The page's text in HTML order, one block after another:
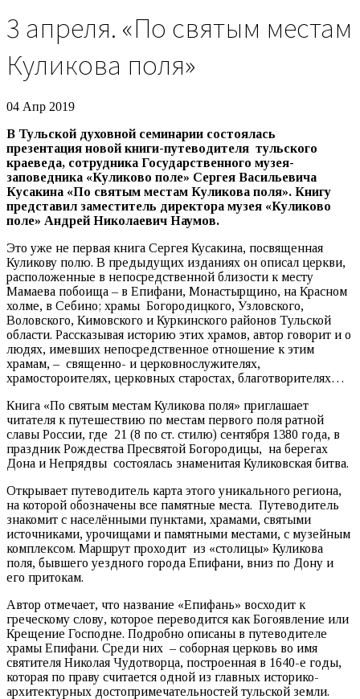
3 апреля. «По святым местам
Куликова поля»
04 Апр 2019
В Тульской духовной семинарии состоялась
презентация новой книги-путеводителя тульского
краеведа, сотрудника Государственного музея-
заповедника «Куликово поле» Сергея Васильевича
Кусакина «По святым местам Куликова поля». Книгу
представил заместитель директора музея «Куликово
поле» Андрей Николаевич Наумов.
Это уже не первая книга Сергея Кусакина, посвященная
Куликову полю. В предыдущих изданиях он описал церкви,
расположенные в непосредственной близости к месту
Мамаева побоища – в Епифани, Монастырщино, на Красном
холме, в Себино; храмы Богородицкого, Узловского,
Воловского, Кимовского и Куркинского районов Тульской
области. Рассказывая историю этих храмов, автор говорит и о
людях, имевших непосредственное отношение к этим
храмам, – священно- и церковнослужителях,
храмостороителях, церковных старостах, благотворителях…
Книга «По святым местам Куликова поля» приглашает
читателя к путешествию по местам первого поля ратной
славы России, где 21 (8 по ст. стилю) сентября 1380 года, в
праздник Рождества Пресвятой Богородицы, на берегах
Дона и Непрядвы состоялась знаменитая Куликовская битва.
Открывает путеводитель карта этого уникального региона,
на которой обозначены все памятные места. Путеводитель
знакомит с населёнными пунктами, храмами, святыми
источниками, урочищами и памятными местами, с музейным
комплексом. Маршрут проходит из «столицы» Куликова
поля, бывшего уездного города Епифани, вниз по Дону и
его притокам.
Автор отмечает, что название «Епифань» восходит к
греческому слову, которое переводится как Богоявление или
Крещение Господне. Подробно описаны в путеводителе
храмы Епифани. Среди них – соборная церковь во имя
святителя Николая Чудотворца, построенная в 1640-е годы,
которая по праву считается одной из главных историко-
архитектурных достопримечательностей тульской земли.